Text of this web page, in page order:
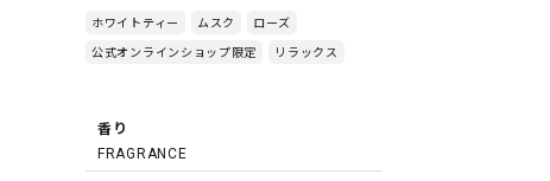
ホワイトティー ムスク
ローズ
公式オンラインショップ限定
リラックス
香り
FRAGRANCE